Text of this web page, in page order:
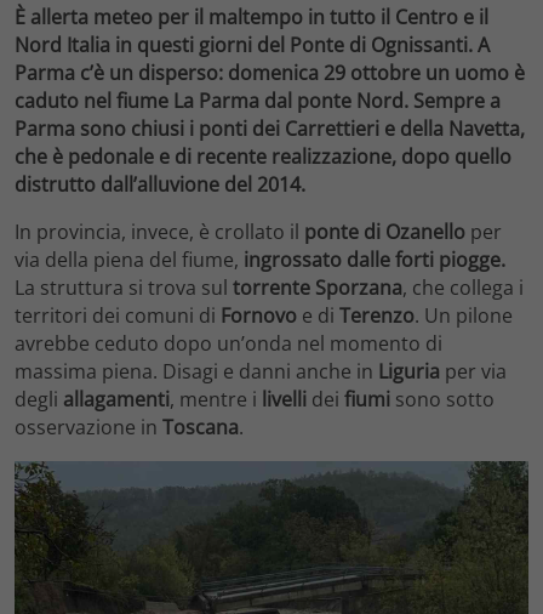
È allerta meteo per il maltempo in tutto il Centro e il
Nord Italia in questi giorni del Ponte di Ognissanti. A
Parma c’è un disperso: domenica 29 ottobre un uomo è
caduto nel fiume La Parma dal ponte Nord. Sempre a
Parma sono chiusi i ponti dei Carrettieri e della Navetta,
che è pedonale e di recente realizzazione, dopo quello
distrutto dall’alluvione del 2014.
In provincia, invece, è crollato il ponte di Ozanello per
via della piena del fiume, ingrossato dalle forti piogge.
La struttura si trova sul torrente Sporzana, che collega i
territori dei comuni di Fornovo e di Terenzo. Un pilone
avrebbe ceduto dopo un’onda nel momento di
massima piena. Disagi e danni anche in Liguria per via
degli allagamenti, mentre i livelli dei fiumi sono sotto
osservazione in Toscana.